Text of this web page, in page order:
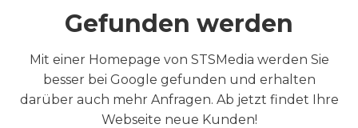
Gefunden werden
Mit einer Homepage von STSMedia werden Sie
besser bei Google gefunden und erhalten
darüber auch mehr Anfragen. Ab jetzt findet Ihre
Webseite neue Kunden!